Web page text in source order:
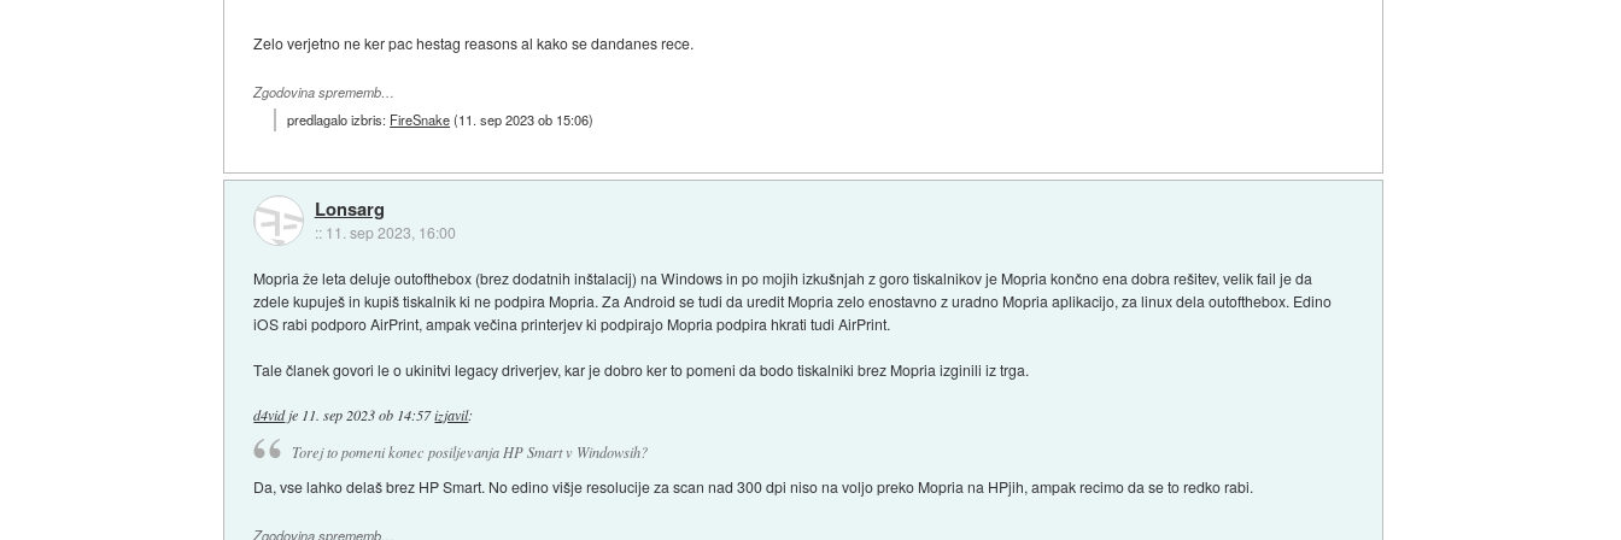
Zelo verjetno ne ker pac hestag reasons al kako se dandanes rece.
Zgodovina sprememb…
predlagalo izbris: FireSnake(11. sep 2023 ob 15:06)
Lonsarg
:: 11. sep 2023, 16:00
Mopria že leta deluje outofthebox (brez dodatnih inštalacij) na Windows in po mojih izkušnjah z goro tiskalnikov je Mopria končno ena dobra rešitev, velik fail je da
zdele kupuješ in kupiš tiskalnik ki ne podpira Mopria. Za Android se tudi da uredit Mopria zelo enostavno z uradno Mopria aplikacijo, za linux dela outofthebox. Edino
iOS rabi podporo AirPrint, ampak večina printerjev ki podpirajo Mopria podpira hkrati tudi AirPrint.
Tale članek govori le o ukinitvi legacy driverjev, kar je dobro ker to pomeni da bodo tiskalniki brez Mopria izginili iz trga.
d4vidje 11. sep 2023 ob 14:57izjavil:
Torej to pomeni konec posiljevanja HP Smart v Windowsih?
Da, vse lahko delaš brez HP Smart. No edino višje resolucije za scan nad 300 dpi niso na voljo preko Mopria na HPjih, ampak recimo da se to redko rabi.
Zgodovina sprememb…